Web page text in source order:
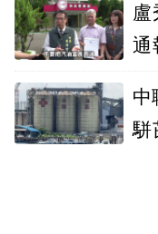
通
中
駢